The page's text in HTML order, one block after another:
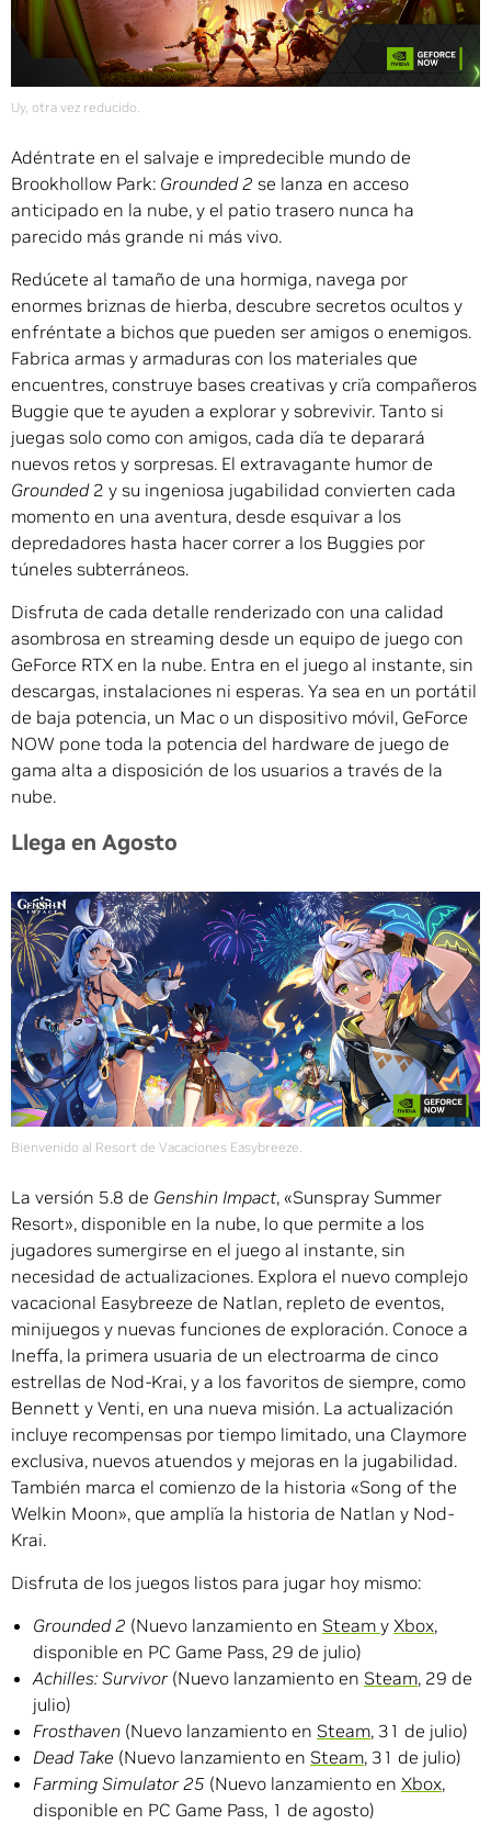
Uy, otra vez reducido.
Adéntrate en el salvaje e impredecible mundo de
Brookhollow Park: Grounded 2 se lanza en acceso
anticipado en la nube, y el patio trasero nunca ha
parecido más grande ni más vivo.
Redúcete al tamaño de una hormiga, navega por
enormes briznas de hierba, descubre secretos ocultos y
enfréntate a bichos que pueden ser amigos o enemigos.
Fabrica armas y armaduras con los materiales que
encuentres, construye bases creativas y cría compañeros
Buggie que te ayuden a explorar y sobrevivir. Tanto si
juegas solo como con amigos, cada día te deparará
nuevos retos y sorpresas. El extravagante humor de
Grounded 2 y su ingeniosa jugabilidad convierten cada
momento en una aventura, desde esquivar a los
depredadores hasta hacer correr a los Buggies por
túneles subterráneos.
Disfruta de cada detalle renderizado con una calidad
asombrosa en streaming desde un equipo de juego con
GeForce RTX en la nube. Entra en el juego al instante, sin
descargas, instalaciones ni esperas. Ya sea en un portátil
de baja potencia, un Mac o un dispositivo móvil, GeForce
NOW pone toda la potencia del hardware de juego de
gama alta a disposición de los usuarios a través de la
nube.
Llega en Agosto
Bienvenido al Resort de Vacaciones Easybreeze.
La versión 5.8 de Genshin Impact, «Sunspray Summer
Resort», disponible en la nube, lo que permite a los
jugadores sumergirse en el juego al instante, sin
necesidad de actualizaciones. Explora el nuevo complejo
vacacional Easybreeze de Natlan, repleto de eventos,
minijuegos y nuevas funciones de exploración. Conoce a
Ineffa, la primera usuaria de un electroarma de cinco
estrellas de Nod-Krai, y a los favoritos de siempre, como
Bennett y Venti, en una nueva misión. La actualización
incluye recompensas por tiempo limitado, una Claymore
exclusiva, nuevos atuendos y mejoras en la jugabilidad.
También marca el comienzo de la historia «Song of the
Welkin Moon», que amplía la historia de Natlan y Nod-
Krai.
Disfruta de los juegos listos para jugar hoy mismo:
Grounded 2 (Nuevo lanzamiento en Steam y Xbox,
disponible en PC Game Pass, 29 de julio)
Achilles: Survivor (Nuevo lanzamiento en Steam, 29 de
julio)
Frosthaven (Nuevo lanzamiento en Steam, 31 de julio)
Dead Take (Nuevo lanzamiento en Steam, 31 de julio)
Farming Simulator 25 (Nuevo lanzamiento en Xbox,
disponible en PC Game Pass, 1 de agosto)